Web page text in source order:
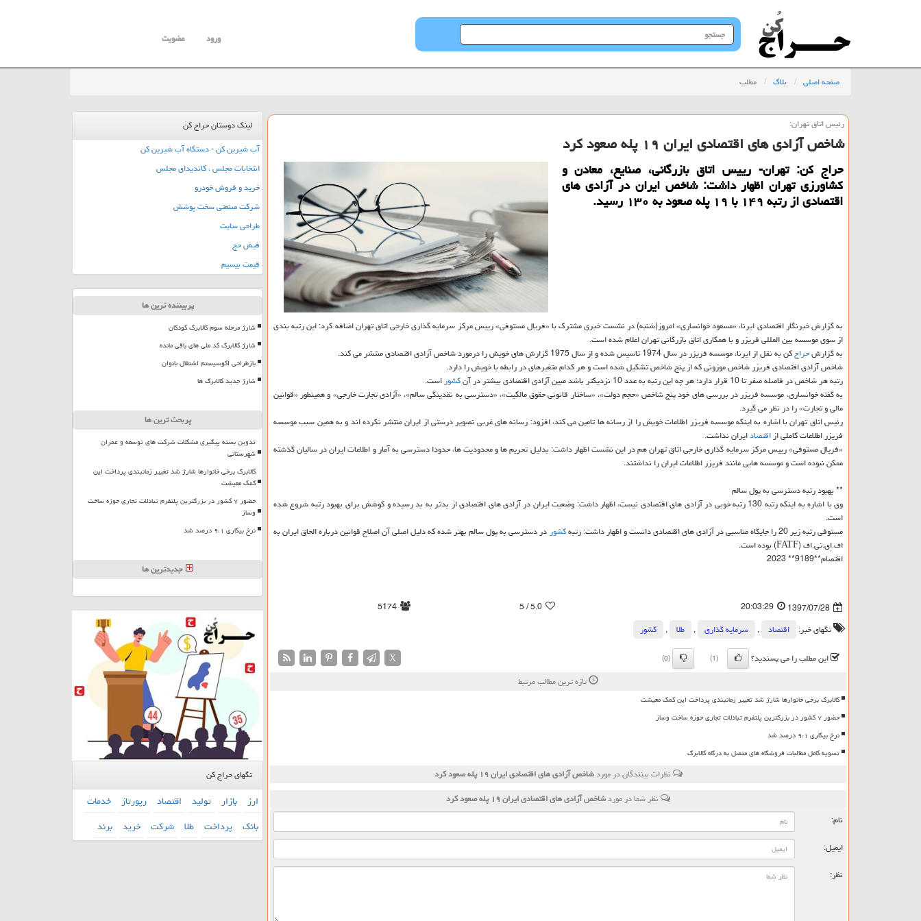
جستجو
در
ورود عضویت
صفحه اصلی بلاگ مطلب
رئیس اتاق تهران:
شاخص آزادی های اقتصادی ایران ۱۹ پله صعود كرد
حراج كن: تهران- رییس اتاق بازرگانی، صنایع، معادن و
كشاورزی تهران اظهار داشت: شاخص ایران در آزادی های
اقتصادی از رتبه ۱۴۹ با ۱۹ پله صعود به ۱۳۰ رسید.
به گزارش خبرنگار اقتصادی ایرنا، «مسعود خوانساری» امروز(شنبه) در نشست خبری مشترك با «فریال مستوفی» رییس مركز سرمایه گذاری خارجی اتاق تهران اضافه كرد: این رتبه بندی
از سوی موسسه بین المللی فریزر و با همكاری اتاق بازرگانی تهران اعلام شده است.
به گزارشحراجكن به نقل از ایرنا، موسسه فریزر در سال 1974 تاسیس شده و از سال 1975 گزارش های خویش را درمورد شاخص آزادی اقتصادی منتشر می كند.
شاخص آزادی اقتصادی فریزر شاخص موزونی كه از پنج شاخص تشكیل شده است و هر كدام متغیرهای در رابطه با خویش را دارد.
رتبه هر شاخص در فاصله صفر تا 10 قرار دارد؛ هر چه این رتبه به عدد 10 نزدیكتر باشد مبین آزادی اقتصادی بیشتر در آن
كشوراست.
به گفته خوانساری، موسسه فریزر در بررسی های خود پنج شاخص «حجم دولت»، «ساختار قانونی حقوق مالكیت»، «دسترسی به نقدینگی سالم»، «آزادی تجارت خارجی» و همینطور «قوانین
مالی و تجارت» را در نظر می گیرد.
رئیس اتاق تهران با اشاره به اینكه موسسه فریزر اطلاعات خویش را از رسانه ها تامین می كند، افزود: رسانه های غربی تصویر درستی از ایران منتشر نكرده اند و به همین سبب موسسه
فریزر اطلاعات كاملی ازاقتصادایران نداشت.
«فریال مستوفی» رییس مركز سرمایه گذاری خارجی اتاق تهران هم در این نشست اظهار داشت: بدلیل تحریم ها و محدودیت ها، حدودا دسترسی به آمار و اطلاعات ایران در سالیان گذشته
ممكن نبوده است و موسسه هایی مانند فریزر اطلاعات ایران را نداشتند.
** بهبود رتبه دسترسی به پول سالم
وی با اشاره به اینكه رتبه 130 رتبه خوبی در آزادی های اقتصادی نیست، اظهار داشت: وضعیت ایران در آزادی های اقتصادی از بدتر به بد رسیده و كوشش برای بهبود رتبه شروع شده
است.
مستوفی رتبه زیر 20 را جایگاه مناسبی در آزادی های اقتصادی دانست و اظهار داشت: رتبه
كشوردر دسترسی به پول سالم بهتر شده كه دلیل اصلی آن اصلاح قوانین درباره الحاق ایران به
اف.اِی.تی.اف (FATF) بوده است.
اقتصام**9189** 2023
1397/07/28
20:03:29
5.0
/ 5
5174
تگهای خبر:
اقتصاد , سرمایه گذاری , طلا ,
كشور
این مطلب را می پسندید؟
(1)
(0)
X
تازه ترین مطالب مرتبط
کالابرگ برخی خانوارها شارژ شد تغییر زمانبندی پرداخت این کمک معیشت
حضور ۷ کشور در بزرگترین پلتفرم تبادلات تجاری حوزه ساخت وساز
نرخ بیکاری ۹،۱ درصد شد
تسویه کامل مطالبات فروشگاه های متصل به درگاه کالابرگ
نظرات بینندگان در موردشاخص آزادی های اقتصادی ایران ۱۹ پله صعود كرد
نظر شما در موردشاخص آزادی های اقتصادی ایران ۱۹ پله صعود كرد
نام:
ایمیل:
نظر:
لینک دوستان حراج کن
آب شیرین کن - دستگاه آب شیرین کن
انتخابات مجلس ، کاندیدای مجلس
خرید و فروش خودرو
شرکت صنعتی سخت پوشش
طراحی سایت
فیش حج
قیمت بیسیم
پربیننده ترین ها
شارژ مرحله سوم کالابرگ کودکان
شارژ کالابرگ کد ملی های باقی مانده
بازطراحی اکوسیستم اشتغال بانوان
شارژ جدید کالابرگ ها
پربحث ترین ها
تدوین بسته پیگیری مشکلات شرکت های توسعه و عمران
شهرستانی
کالابرگ برخی خانوارها شارژ شد تغییر زمانبندی پرداخت این
کمک معیشت
حضور ۷ کشور در بزرگترین پلتفرم تبادلات تجاری حوزه ساخت
وساز
نرخ بیکاری ۹،۱ درصد شد
جدیدترین ها
تگهای حراج کن
ارز بازار تولید اقتصاد رپورتاژ خدمات
بانك پرداخت طلا شركت خرید برند